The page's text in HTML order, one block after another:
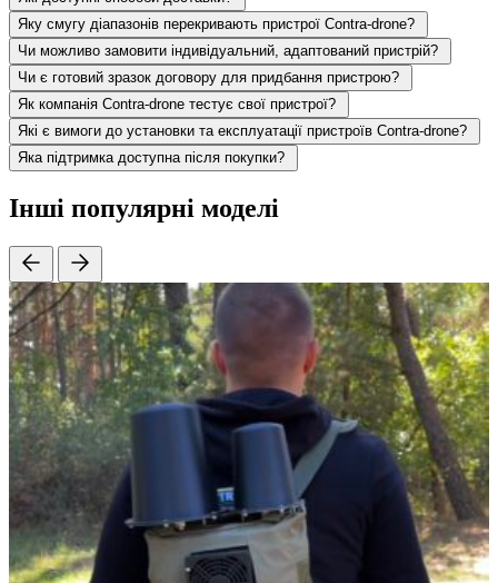
Яку смугу діапазонів перекривають пристрої Contra-drone?
Чи можливо замовити індивідуальний, адаптований пристрій?
Чи є готовий зразок договору для придбання пристрою?
Як компанія Contra-drone тестує свої пристрої?
Які є вимоги до установки та експлуатації пристроїв Contra-drone?
Яка підтримка доступна після покупки?
Інші популярні моделі